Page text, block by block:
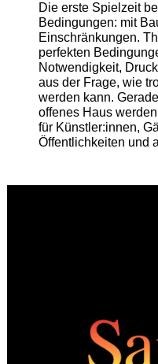
Die erste Spielzeit
Bedingungen: mit
Einschränkungen.
perfekten
Notwendigkeit,
aus der Frage, wie
werden kann.
offenes Haus
für Künstler:innen,
Öffentlichkeiten und